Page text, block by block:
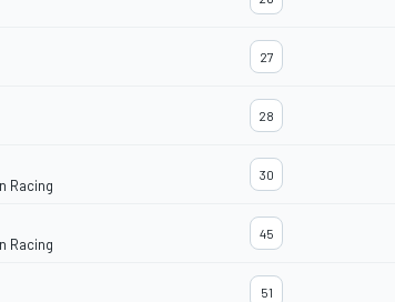
27
28
Racing
30
Racing
45
51